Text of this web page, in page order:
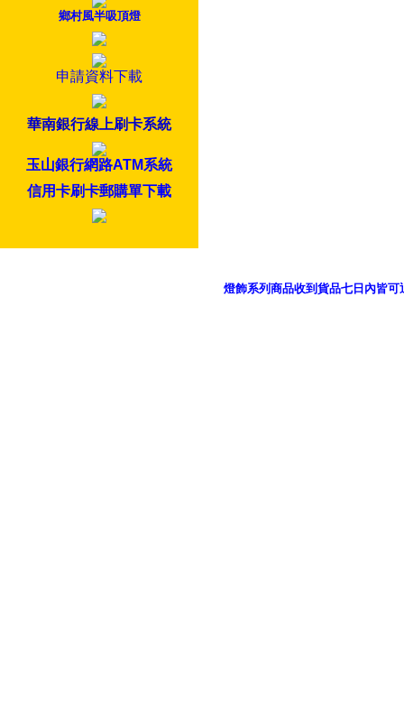
鄉村風半吸頂燈
申請資料下載
華南銀行線上刷卡系統
玉山銀行網路ATM系統
信用卡刷卡郵購單下載
燈飾系列商品收到貨品七日內皆